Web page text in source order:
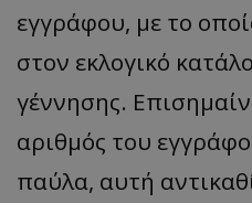
εγγράφου, με το
στον εκλογικό
γέννησης.
αριθμός του
παύλα, αυτή